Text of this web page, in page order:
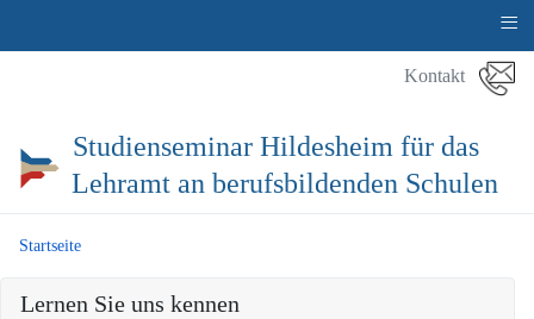
Kontakt
Studienseminar Hildesheim für das
Lehramt an berufsbildenden Schulen
Startseite
Lernen Sie uns kennen
≡